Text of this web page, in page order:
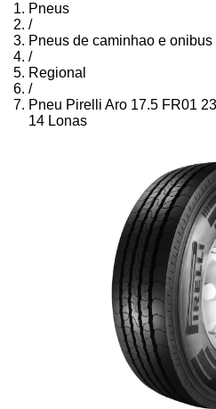
Pneus
/
Pneus de caminhao e onibus
/
Regional
/
Pneu Pirelli Aro 17.5 FR01
14 Lonas